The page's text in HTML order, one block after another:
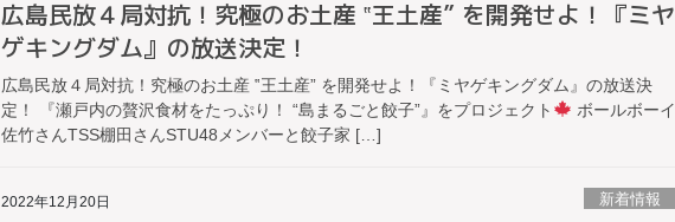
広島民放４局対抗！究極のお土産 ‟王土産” を開発せよ！『ミヤ
ゲキングダム』の放送決定！
広島民放４局対抗！究極のお土産 ‟王土産” を開発せよ！『ミヤゲキングダム』の放送決
定！ 『瀬戸内の贅沢食材をたっぷり！ “島まるごと餃子”』をプロジェクト
ボールボーイ
佐竹さんTSS棚田さんSTU48メンバーと餃子家 […]
2022年12月20日 新着情報